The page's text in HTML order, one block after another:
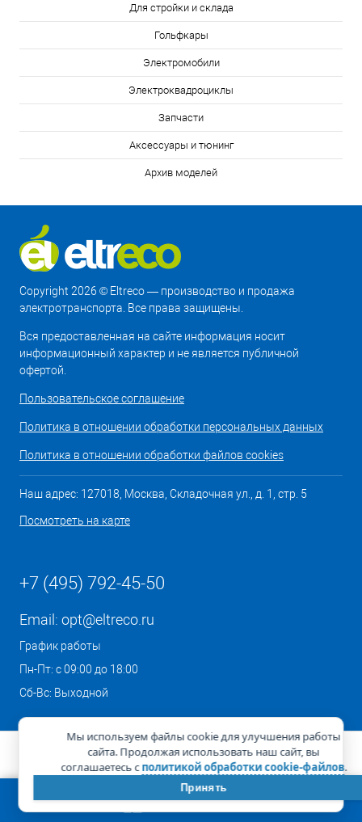
Для стройки и склада
Гольфкары
Электромобили
Электроквадроциклы
Запчасти
Аксессуары и тюнинг
Архив моделей
Copyright 2026 © Eltreco — производство и продажа
электротранспорта. Все права защищены.
Вся предоставленная на сайте информация носит
информационный характер и не является публичной
офертой.
Пользовательское соглашение
Политика в отношении обработки персональных данных
Политика в отношении обработки файлов cookies
Наш адрес: 127018, Москва, Складочная ул., д. 1, стр. 5
Посмотреть на карте
+7 (495) 792-45-50
Email: opt@eltreco.ru
График работы
Пн-Пт: с 09:00 до 18:00
Сб-Вс: Выходной
КОРЗИНА 0
Мы используем файлы cookie для улучшения работы
сайта. Продолжая использовать наш сайт, вы
соглашаетесь сполитикой обработки cookie-файлов.
Принять